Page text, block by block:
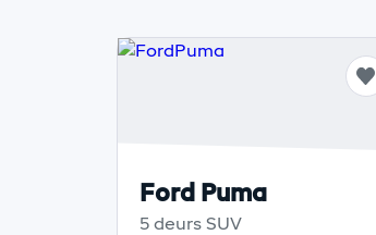
Ford Puma
5 deurs SUV